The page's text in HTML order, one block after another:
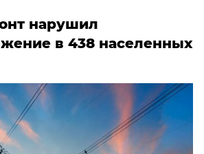
нарушил
в 438 населенных